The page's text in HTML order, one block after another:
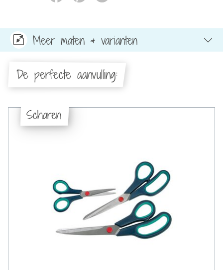
Meer maten & varianten
De perfecte aanvulling:
Scharen